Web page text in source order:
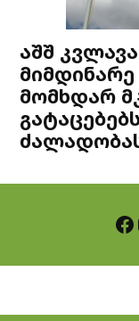
აშშ
მომხდარ
Facebook